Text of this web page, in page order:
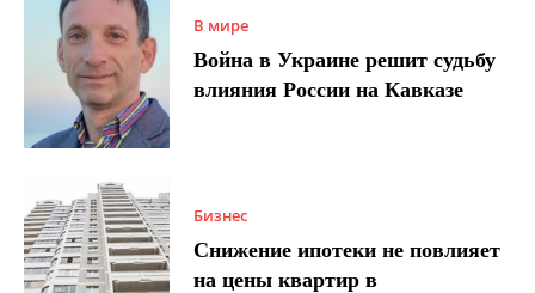
В мире
Война в Украине решит судьбу
влияния России на Кавказе
Бизнес
Снижение ипотеки не повлияет
на цены квартир в